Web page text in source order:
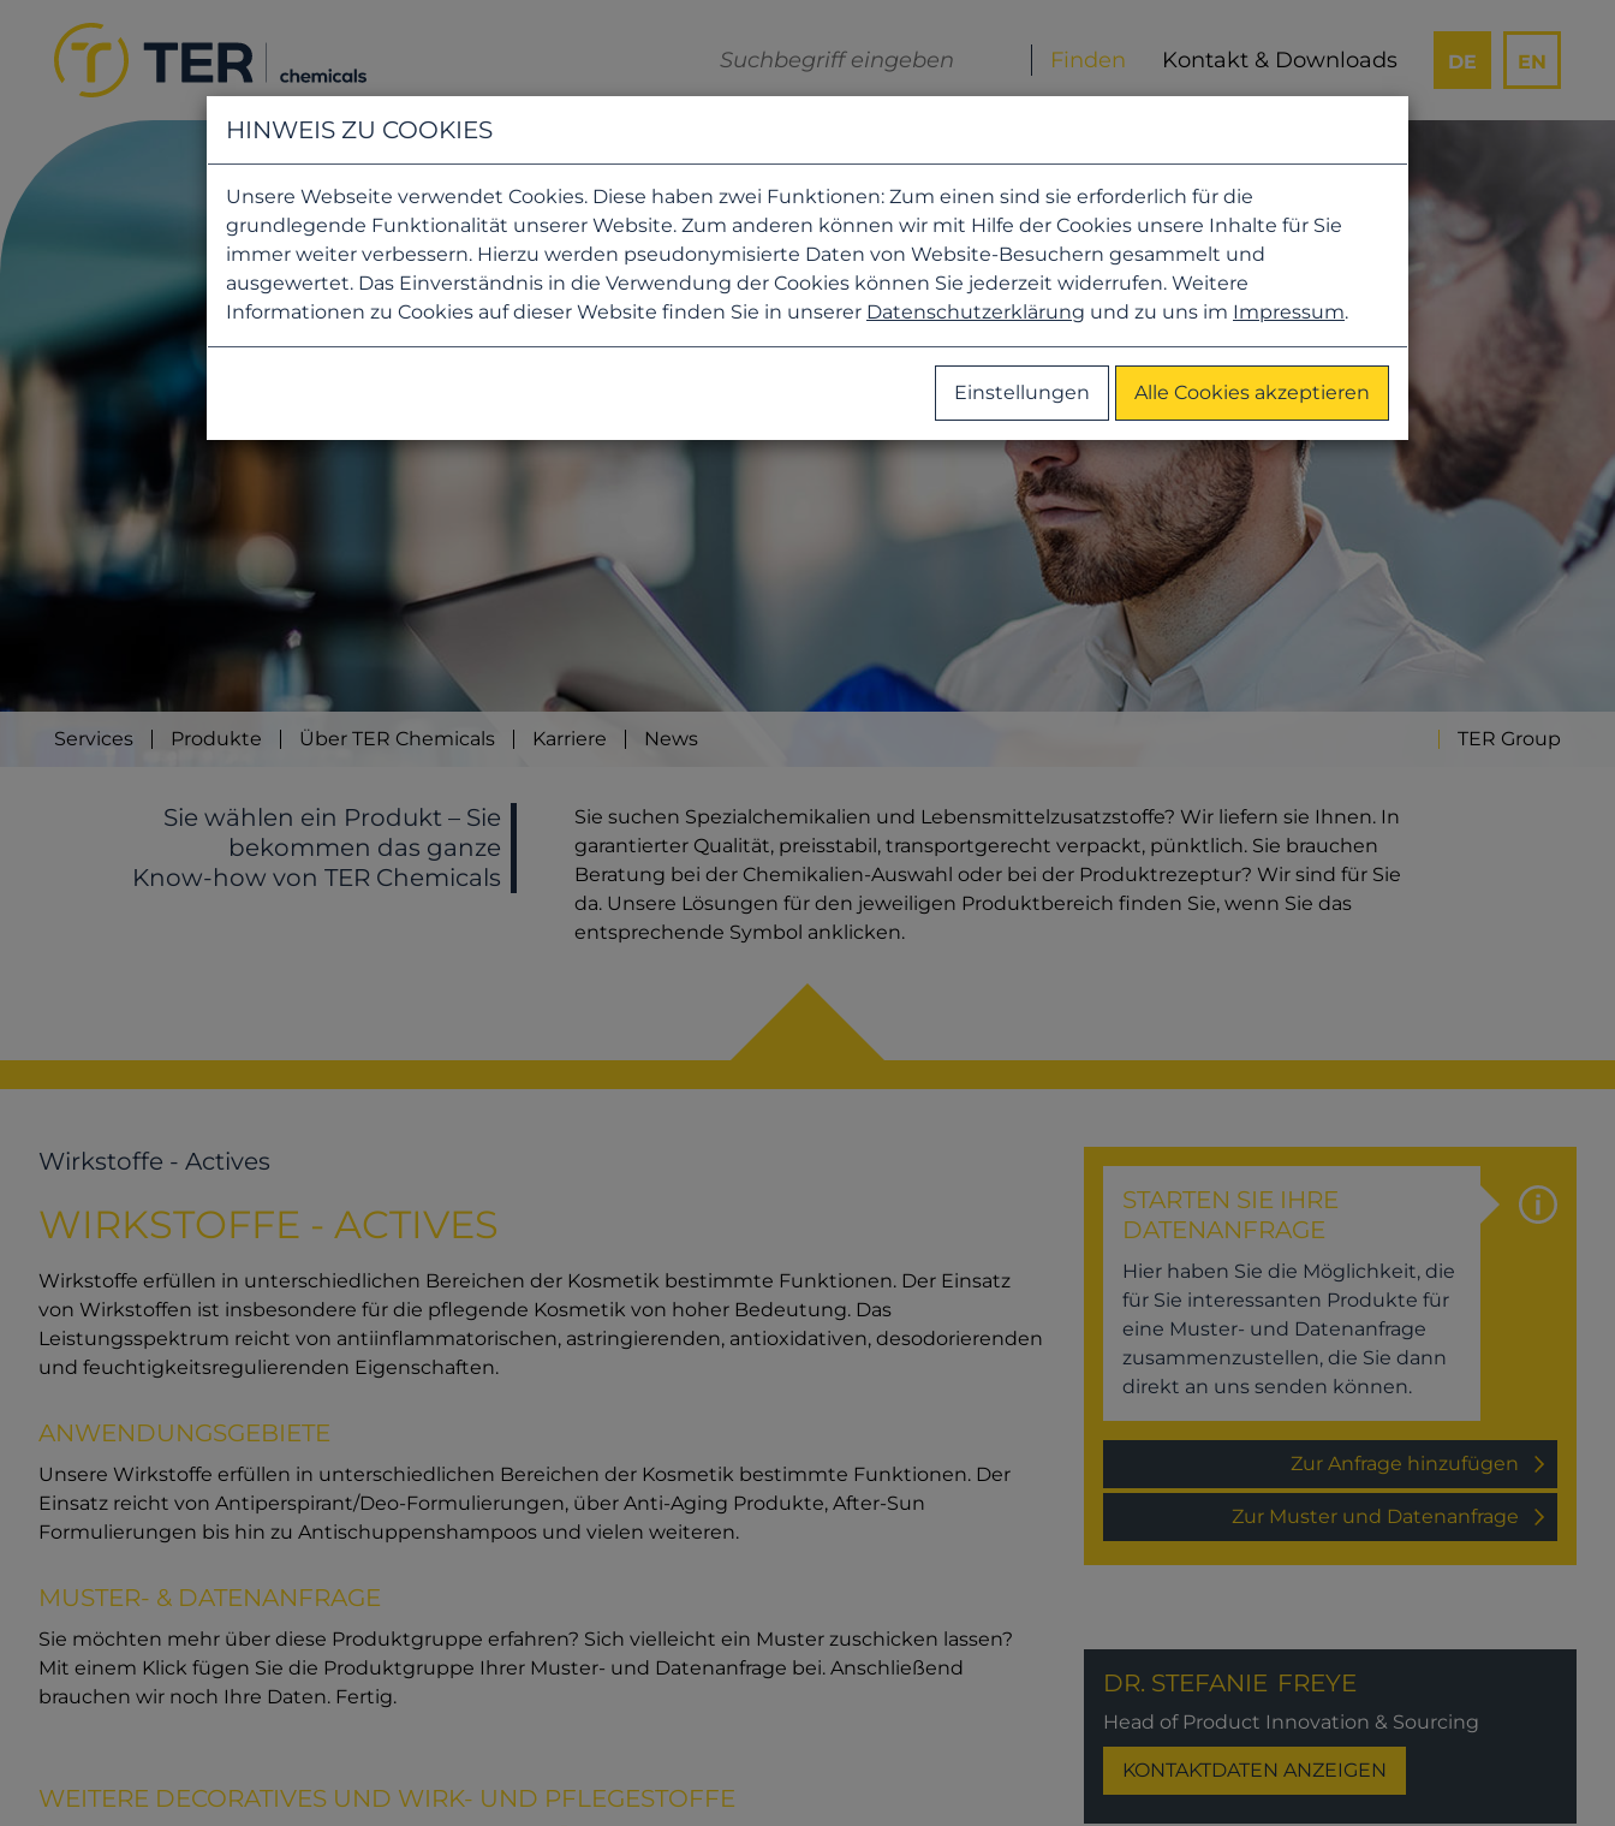
Kontakt & Downloads DE EN
Services Produkte Über TER Chemicals Karriere News TER Group
Sie wählen ein Produkt – Sie
bekommen das ganze
Know-how von TER Chemicals
Sie suchen Spezialchemikalien und Lebensmittelzusatzstoffe? Wir liefern sie Ihnen. In
garantierter Qualität, preisstabil, transportgerecht verpackt, pünktlich. Sie brauchen
Beratung bei der Chemikalien-Auswahl oder bei der Produktrezeptur? Wir sind für Sie
da. Unsere Lösungen für den jeweiligen Produktbereich finden Sie, wenn Sie das
entsprechende Symbol anklicken.
Wirkstoffe - Actives
WIRKSTOFFE - ACTIVES
Wirkstoffe erfüllen in unterschiedlichen Bereichen der Kosmetik bestimmte Funktionen. Der Einsatz
von Wirkstoffen ist insbesondere für die pflegende Kosmetik von hoher Bedeutung. Das
Leistungsspektrum reicht von antiinflammatorischen, astringierenden, antioxidativen, desodorierenden
und feuchtigkeitsregulierenden Eigenschaften.
ANWENDUNGSGEBIETE
Unsere Wirkstoffe erfüllen in unterschiedlichen Bereichen der Kosmetik bestimmte Funktionen. Der
Einsatz reicht von Antiperspirant/Deo-Formulierungen, über Anti-Aging Produkte, After-Sun
Formulierungen bis hin zu Antischuppenshampoos und vielen weiteren.
MUSTER- & DATENANFRAGE
Sie möchten mehr über diese Produktgruppe erfahren? Sich vielleicht ein Muster zuschicken lassen?
Mit einem Klick fügen Sie die Produktgruppe Ihrer Muster- und Datenanfrage bei. Anschließend
brauchen wir noch Ihre Daten. Fertig.
WEITERE DECORATIVES UND WIRK- UND PFLEGESTOFFE
STARTEN SIE IHRE
DATENANFRAGE
Hier haben Sie die Möglichkeit, die
für Sie interessanten Produkte für
eine Muster- und Datenanfrage
zusammenzustellen, die Sie dann
direkt an uns senden können.
Zur Anfrage hinzufügen
Zur Muster und Datenanfrage
DR. STEFANIE FREYE
Head of Product Innovation & Sourcing
KONTAKTDATEN ANZEIGEN
HINWEIS ZU COOKIES
Unsere Webseite verwendet Cookies. Diese haben zwei Funktionen: Zum einen sind sie erforderlich für die
grundlegende Funktionalität unserer Website. Zum anderen können wir mit Hilfe der Cookies unsere Inhalte für Sie
immer weiter verbessern. Hierzu werden pseudonymisierte Daten von Website-Besuchern gesammelt und
ausgewertet. Das Einverständnis in die Verwendung der Cookies können Sie jederzeit widerrufen. Weitere
Informationen zu Cookies auf dieser Website finden Sie in unserer Datenschutzerklärung und zu uns im Impressum.
Einstellungen Alle Cookies akzeptieren